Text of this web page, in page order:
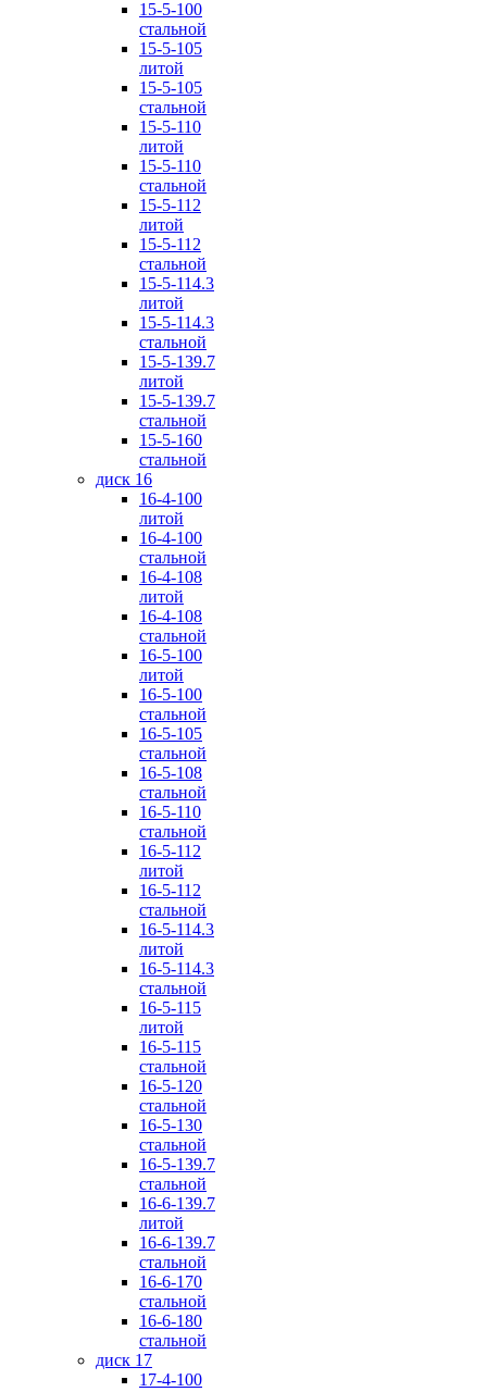
15-5-100
стальной
15-5-105
литой
15-5-105
стальной
15-5-110
литой
15-5-110
стальной
15-5-112
литой
15-5-112
стальной
15-5-114.3
литой
15-5-114.3
стальной
15-5-139.7
литой
15-5-139.7
стальной
15-5-160
стальной
диск 16
16-4-100
литой
16-4-100
стальной
16-4-108
литой
16-4-108
стальной
16-5-100
литой
16-5-100
стальной
16-5-105
стальной
16-5-108
стальной
16-5-110
стальной
16-5-112
литой
16-5-112
стальной
16-5-114.3
литой
16-5-114.3
стальной
16-5-115
литой
16-5-115
стальной
16-5-120
стальной
16-5-130
стальной
16-5-139.7
стальной
16-6-139.7
литой
16-6-139.7
стальной
16-6-170
стальной
16-6-180
стальной
диск 17
17-4-100